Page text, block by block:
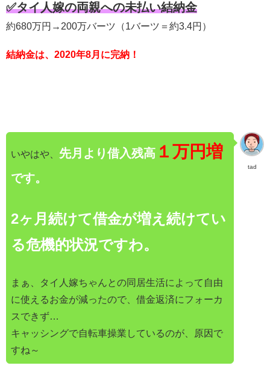
✅タイ人嫁の両親への未払い結納金
約680万円→200万バーツ（1バーツ＝約3.4円）
結納金は、2020年8月に完納！
tad
いやはや、 先月より借入残高 １万円増
です。
2ヶ月続けて借金が増え続けてい
る危機的状況ですわ。
まぁ、タイ人嫁ちゃんとの同居生活によって自由
に使えるお金が減ったので、借金返済にフォーカ
スできず…
キャッシングで自転車操業しているのが、原因で
すね～